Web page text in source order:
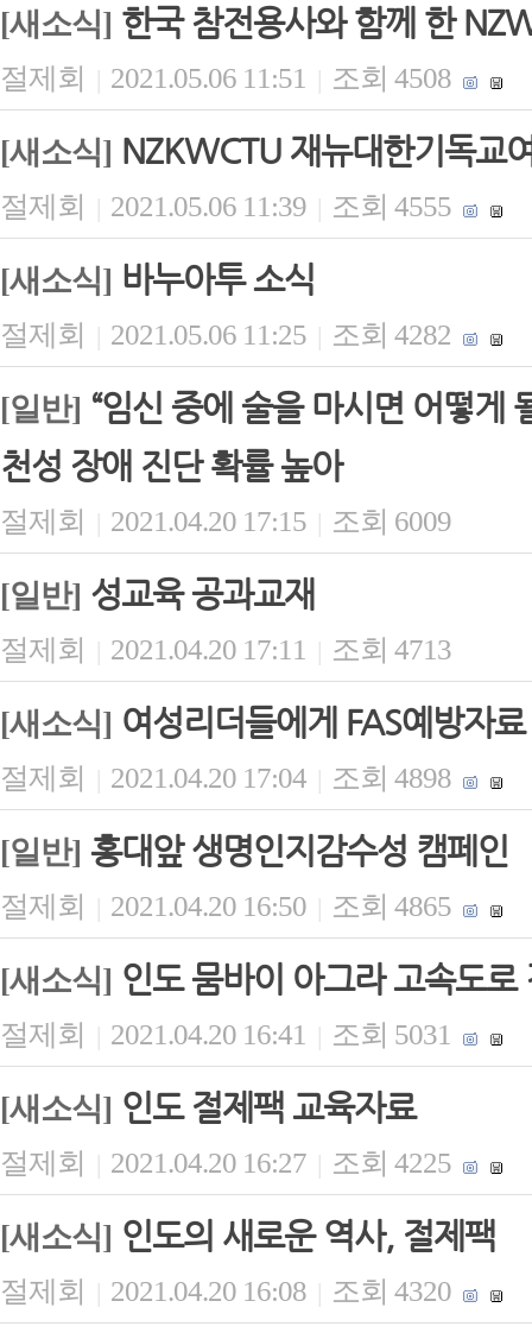
[새소식] 한국 참전용사와 함께 한
절제회 | 2021.05.06 11:51 | 조회 4508
[새소식] NZKWCTU 재뉴대한기독교
절제회 | 2021.05.06 11:39 | 조회 4555
[새소식] 바누아투 소식
절제회 | 2021.05.06 11:25 | 조회 4282
[일반] “임신 중에 술을 마시면 어떻게
천성 장애 진단 확률 높아
절제회 | 2021.04.20 17:15 | 조회 6009
[일반] 성교육 공과교재
절제회 | 2021.04.20 17:11 | 조회 4713
[새소식] 여성리더들에게 FAS예방자
절제회 | 2021.04.20 17:04 | 조회 4898
[일반] 홍대앞 생명인지감수성 캠페인
절제회 | 2021.04.20 16:50 | 조회 4865
[새소식] 인도 뭄바이 아그라 고속도
절제회 | 2021.04.20 16:41 | 조회 5031
[새소식] 인도 절제팩 교육자료
절제회 | 2021.04.20 16:27 | 조회 4225
[새소식] 인도의 새로운 역사, 절제팩
절제회 | 2021.04.20 16:08 | 조회 4320